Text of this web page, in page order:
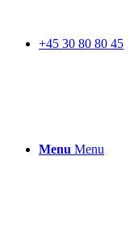
+45 30 80 80 45
Menu Menu